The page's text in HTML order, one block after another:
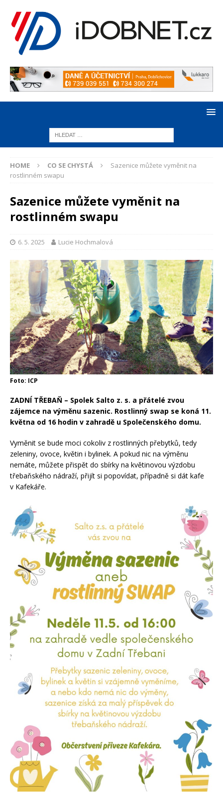
HOME CO SE CHYSTÁ
Sazenice můžete vyměnit na
rostlinném swapu
Sazenice můžete vyměnit na
rostlinném swapu
6. 5. 2025 Lucie Hochmalová
Foto: ICP
ZADNÍ TŘEBAŇ – Spolek Salto z. s. a přátelé zvou
zájemce na výměnu sazenic. Rostlinný swap se koná 11.
května od 16 hodin v zahradě u Společenského domu.
Vyměnit se bude moci cokoliv z rostlinných přebytků, tedy
zeleniny, ovoce, květin i bylinek. A pokud nic na výměnu
nemáte, můžete přispět do sbírky na květinovou výzdobu
třebaňského nádraží, přijít si popovídat, případně si dát kafe
v Kafekáře.